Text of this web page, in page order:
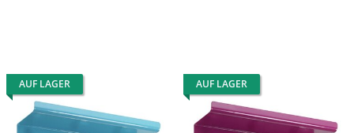
AUF LAGER AUF LAGER